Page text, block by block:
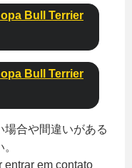
Bull Terrier
Bull Terrier
場合や間違いがある
entrar em contato